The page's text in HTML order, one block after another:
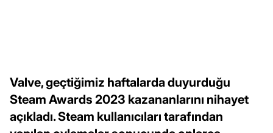
Valve, geçtiğimiz haftalarda duyurduğu
Steam Awards 2023 kazananlarını nihayet
açıkladı. Steam kullanıcıları tarafından